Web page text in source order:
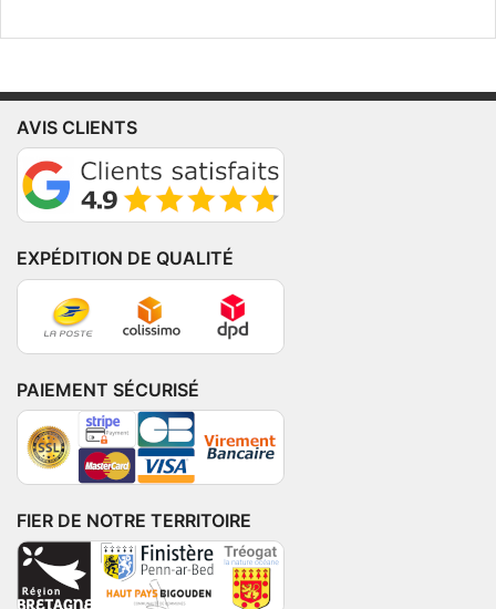
AVIS CLIENTS
EXPÉDITION DE QUALITÉ
PAIEMENT SÉCURISÉ
FIER DE NOTRE TERRITOIRE